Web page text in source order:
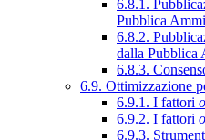
6.8.1.
Pubblica
6.8.2.
dalla Pubblica
6.8.3.
6.9. Ottimizzazione
6.9.1. I fattori
6.9.2. I fattori
6.9.3.